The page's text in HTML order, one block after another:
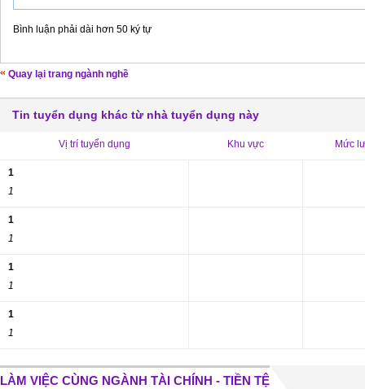
Bình luận phải dài hơn 50 ký tự
Quay lại trang ngành nghề
Tin tuyển dụng khác từ nhà tuyển dụng này
Vị trí tuyển dụng Khu vực Mức
1
1
1
1
1
1
1
1
LÀM VIỆC CÙNG NGÀNH TÀI CHÍNH - TIỀN TỆ